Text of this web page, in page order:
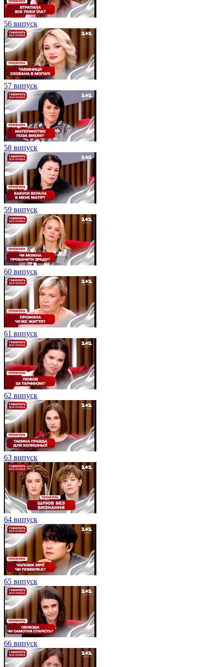
56 випуск
57 випуск
58 випуск
59 випуск
60 випуск
61 випуск
62 випуск
63 випуск
64 випуск
65 випуск
66 випуск